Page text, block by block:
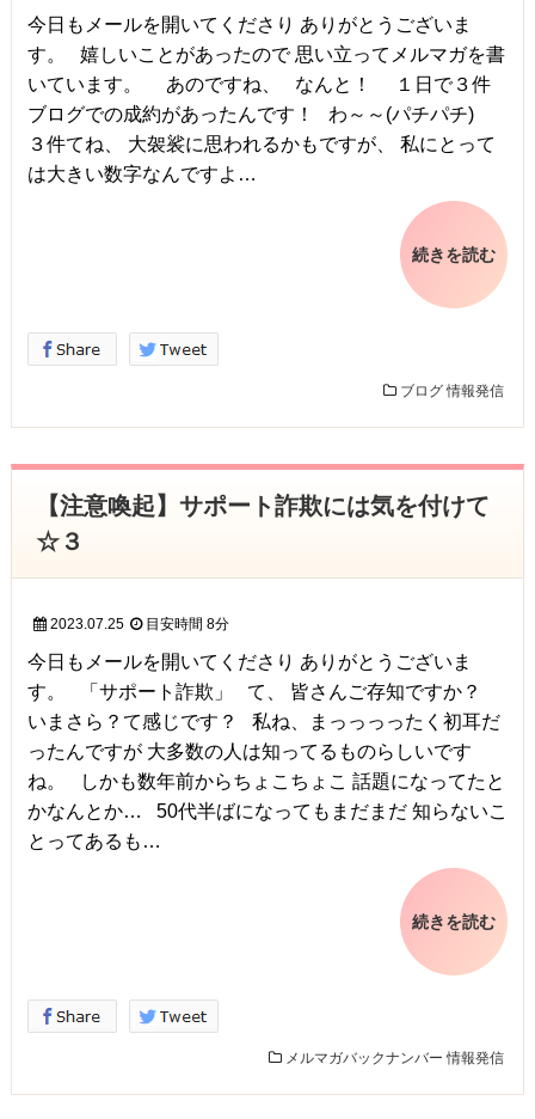
今日もメールを開いてくださり ありがとうございま
す。 嬉しいことがあったので 思い立ってメルマガを書
いています。 あのですね、 なんと！ １日で３件
ブログでの成約があったんです！ わ～～(パチパチ)
３件てね、 大袈裟に思われるかもですが、 私にとって
は大きい数字なんですよ…
続きを読む
ブログ 情報発信
【注意喚起】サポート詐欺には気を付けて
☆３
2023.07.25 目安時間 8分
今日もメールを開いてくださり ありがとうございま
す。 「サポート詐欺」 て、 皆さんご存知ですか？
いまさら？て感じです？ 私ね、まっっっったく初耳だ
ったんですが 大多数の人は知ってるものらしいです
ね。 しかも数年前からちょこちょこ 話題になってたと
かなんとか… 50代半ばになってもまだまだ 知らないこ
とってあるも…
続きを読む
メルマガバックナンバー 情報発信